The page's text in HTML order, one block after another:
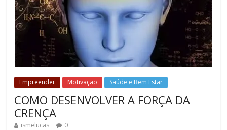
Empreender Motivação Saúde e Bem Estar
COMO DESENVOLVER A FORÇA DA
CRENÇA
ismelucas 0